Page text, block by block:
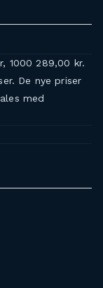
1000 289,00 kr.
De nye priser
med